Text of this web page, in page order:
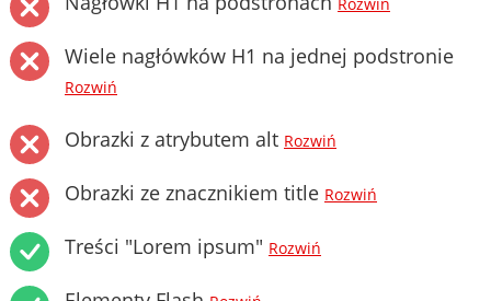
Wiele nagłówków H1 na jednej podstronie
Rozwiń
Obrazki z atrybutem alt Rozwiń
Obrazki ze znacznikiem title Rozwiń
Treści "Lorem ipsum" Rozwiń